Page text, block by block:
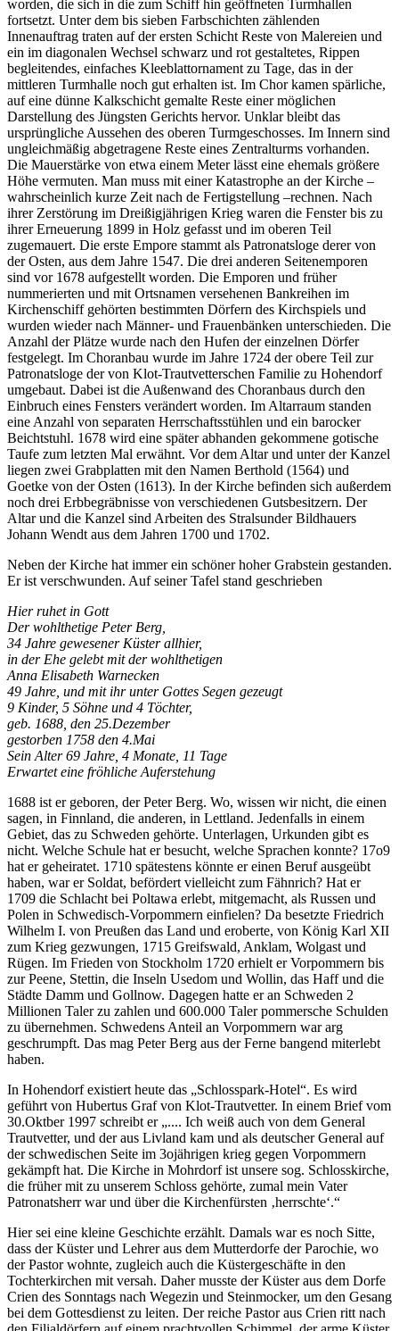
worden, die sich in die zum Schiff hin geöffneten Turmhallen
fortsetzt. Unter dem bis sieben Farbschichten zählenden
Innenauftrag traten auf der ersten Schicht Reste von Malereien und
ein im diagonalen Wechsel schwarz und rot gestaltetes, Rippen
begleitendes, einfaches Kleeblattornament zu Tage, das in der
mittleren Turmhalle noch gut erhalten ist. Im Chor kamen spärliche,
auf eine dünne Kalkschicht gemalte Reste einer möglichen
Darstellung des Jüngsten Gerichts hervor. Unklar bleibt das
ursprüngliche Aussehen des oberen Turmgeschosses. Im Innern sind
ungleichmäßig abgetragene Reste eines Zentralturms vorhanden.
Die Mauerstärke von etwa einem Meter lässt eine ehemals größere
Höhe vermuten. Man muss mit einer Katastrophe an der Kirche –
wahrscheinlich kurze Zeit nach de Fertigstellung –rechnen. Nach
ihrer Zerstörung im Dreißigjährigen Krieg waren die Fenster bis zu
ihrer Erneuerung 1899 in Holz gefasst und im oberen Teil
zugemauert. Die erste Empore stammt als Patronatsloge derer von
der Osten, aus dem Jahre 1547. Die drei anderen Seitenemporen
sind vor 1678 aufgestellt worden. Die Emporen und früher
nummerierten und mit Ortsnamen versehenen Bankreihen im
Kirchenschiff gehörten bestimmten Dörfern des Kirchspiels und
wurden wieder nach Männer- und Frauenbänken unterschieden. Die
Anzahl der Plätze wurde nach den Hufen der einzelnen Dörfer
festgelegt. Im Choranbau wurde im Jahre 1724 der obere Teil zur
Patronatsloge der von Klot-Trautvetterschen Familie zu Hohendorf
umgebaut. Dabei ist die Außenwand des Choranbaus durch den
Einbruch eines Fensters verändert worden. Im Altarraum standen
eine Anzahl von separaten Herrschaftsstühlen und ein barocker
Beichtstuhl. 1678 wird eine später abhanden gekommene gotische
Taufe zum letzten Mal erwähnt. Vor dem Altar und unter der Kanzel
liegen zwei Grabplatten mit den Namen Berthold (1564) und
Goetke von der Osten (1613). In der Kirche befinden sich außerdem
noch drei Erbbegräbnisse von verschiedenen Gutsbesitzern. Der
Altar und die Kanzel sind Arbeiten des Stralsunder Bildhauers
Johann Wendt aus dem Jahren 1700 und 1702.
Neben der Kirche hat immer ein schöner hoher Grabstein gestanden.
Er ist verschwunden. Auf seiner Tafel stand geschrieben
Hier ruhet in Gott
Der wohlthetige Peter Berg,
34 Jahre gewesener Küster allhier,
in der Ehe gelebt mit der wohlthetigen
Anna Elisabeth Warnecken
49 Jahre, und mit ihr unter Gottes Segen gezeugt
9 Kinder, 5 Söhne und 4 Töchter,
geb. 1688, den 25.Dezember
gestorben 1758 den 4.Mai
Sein Alter 69 Jahre, 4 Monate, 11 Tage
Erwartet eine fröhliche Auferstehung
1688 ist er geboren, der Peter Berg. Wo, wissen wir nicht, die einen
sagen, in Finnland, die anderen, in Lettland. Jedenfalls in einem
Gebiet, das zu Schweden gehörte. Unterlagen, Urkunden gibt es
nicht. Welche Schule hat er besucht, welche Sprachen konnte? 17o9
hat er geheiratet. 1710 spätestens könnte er einen Beruf ausgeübt
haben, war er Soldat, befördert vielleicht zum Fähnrich? Hat er
1709 die Schlacht bei Poltawa erlebt, mitgemacht, als Russen und
Polen in Schwedisch-Vorpommern einfielen? Da besetzte Friedrich
Wilhelm I. von Preußen das Land und eroberte, von König Karl XII
zum Krieg gezwungen, 1715 Greifswald, Anklam, Wolgast und
Rügen. Im Frieden von Stockholm 1720 erhielt er Vorpommern bis
zur Peene, Stettin, die Inseln Usedom und Wollin, das Haff und die
Städte Damm und Gollnow. Dagegen hatte er an Schweden 2
Millionen Taler zu zahlen und 600.000 Taler pommersche Schulden
zu übernehmen. Schwedens Anteil an Vorpommern war arg
geschrumpft. Das mag Peter Berg aus der Ferne bangend miterlebt
haben.
In Hohendorf existiert heute das
Schlosspark-Hotel . Es wird
geführt von Hubertus Graf von Klot-Trautvetter. In einem Brief vom
30.Oktber 1997 schreibt er
.... Ich weiß auch von dem General
Trautvetter, und der aus Livland kam und als deutscher General auf
der schwedischen Seite im 3ojährigen krieg gegen Vorpommern
gekämpft hat. Die Kirche in Mohrdorf ist unsere sog. Schlosskirche,
die früher mit zu unserem Schloss gehörte, zumal mein Vater
Patronatsherr war und über die Kirchenfürsten herrschte .
Hier sei eine kleine Geschichte erzählt. Damals war es noch Sitte,
dass der Küster und Lehrer aus dem Mutterdorfe der Parochie, wo
der Pastor wohnte, zugleich auch die Küstergeschäfte in den
Tochterkirchen mit versah. Daher musste der Küster aus dem Dorfe
Crien des Sonntags nach Wegezin und Steinmocker, um den Gesang
bei dem Gottesdienst zu leiten. Der reiche Pastor aus Crien ritt nach